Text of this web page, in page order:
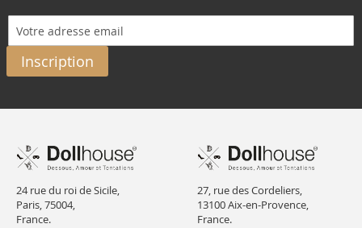
Inscription
24 rue du roi de Sicile,
Paris, 75004,
France.
27, rue des Cordeliers,
13100 Aix-en-Provence,
France.